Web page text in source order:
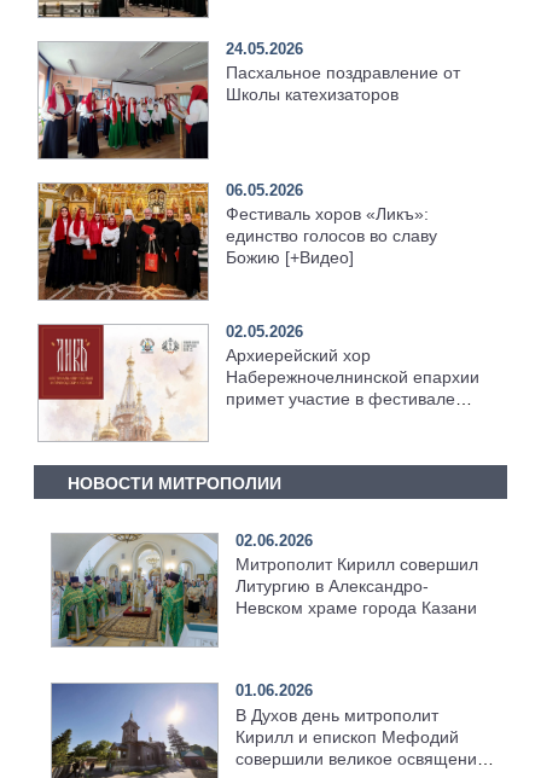
24.05.2026
Пасхальное поздравление от
Школы катехизаторов
06.05.2026
Фестиваль хоров «Ликъ»:
единство голосов во славу
Божию [+Видео]
02.05.2026
Архиерейский хор
Набережночелнинской епархии
примет участие в фестивале
НОВОСТИ МИТРОПОЛИИ
02.06.2026
Митрополит Кирилл совершил
Литургию в Александро-
Невском храме города Казани
01.06.2026
В Духов день митрополит
Кирилл и епископ Мефодий
совершили великое освящение